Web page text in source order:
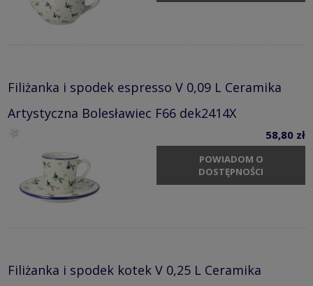
Filiżanka i spodek espresso V 0,09 L Ceramika
Artystyczna Bolesławiec F66 dek2414X
58,80 zł
POWIADOM O
DOSTĘPNOŚCI
Filiżanka i spodek kotek V 0,25 L Ceramika